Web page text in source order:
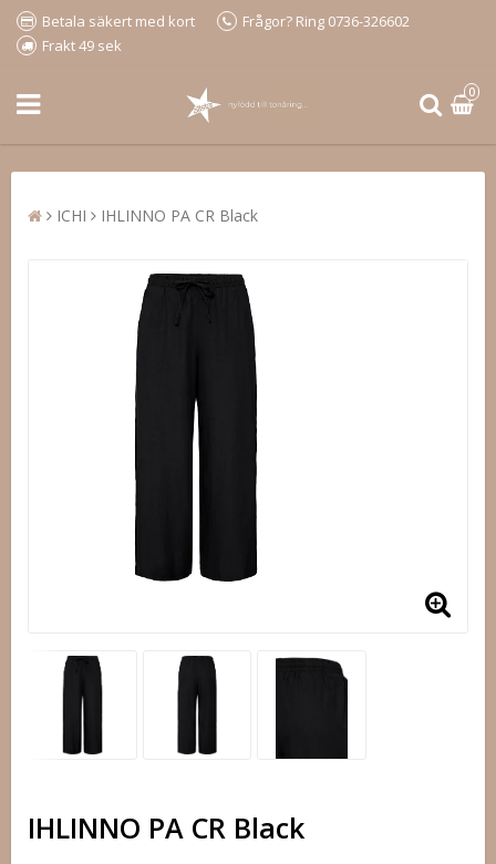
Betala säkert med kort
Frågor? Ring 0736-326602
Frakt 49 sek
0
ICHI IHLINNO PA CR Black
IHLINNO PA CR Black